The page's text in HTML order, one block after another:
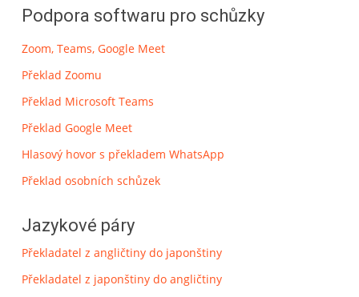
Podpora softwaru pro schůzky
Zoom, Teams, Google Meet
Překlad Zoomu
Překlad Microsoft Teams
Překlad Google Meet
Hlasový hovor s překladem WhatsApp
Překlad osobních schůzek
Jazykové páry
Překladatel z angličtiny do japonštiny
Překladatel z japonštiny do angličtiny